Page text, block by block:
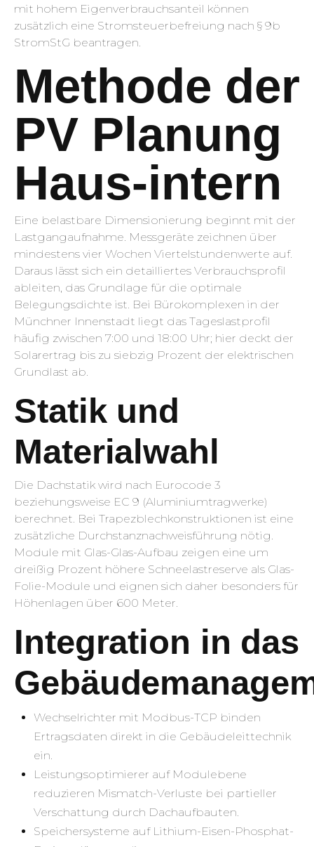
mit hohem Eigenverbrauchsanteil können
zusätzlich eine Stromsteuerbefreiung nach § 9b
StromStG beantragen.
Methode der
PV Planung
Haus-intern
Eine belastbare Dimensionierung beginnt mit der
Lastgangaufnahme. Messgeräte zeichnen über
mindestens vier Wochen Viertelstundenwerte auf.
Daraus lässt sich ein detailliertes Verbrauchsprofil
ableiten, das Grundlage für die optimale
Belegungsdichte ist. Bei Bürokomplexen in der
Münchner Innenstadt liegt das Tageslastprofil
häufig zwischen 7:00 und 18:00 Uhr; hier deckt der
Solarertrag bis zu siebzig Prozent der elektrischen
Grundlast ab.
Statik und
Materialwahl
Die Dachstatik wird nach Eurocode 3
beziehungsweise EC 9 (Aluminiumtragwerke)
berechnet. Bei Trapezblechkonstruktionen ist eine
zusätzliche Durchstanznachweisführung nötig.
Module mit Glas-Glas-Aufbau zeigen eine um
dreißig Prozent höhere Schneelastreserve als Glas-
Folie-Module und eignen sich daher besonders für
Höhenlagen über 600 Meter.
Integration in das
Wechselrichter mit Modbus-TCP binden
Ertragsdaten direkt in die Gebäudeleittechnik
ein.
Leistungsoptimierer auf Modulebene
reduzieren Mismatch-Verluste bei partieller
Verschattung durch Dachaufbauten.
Speichersysteme auf Lithium-Eisen-Phosphat-